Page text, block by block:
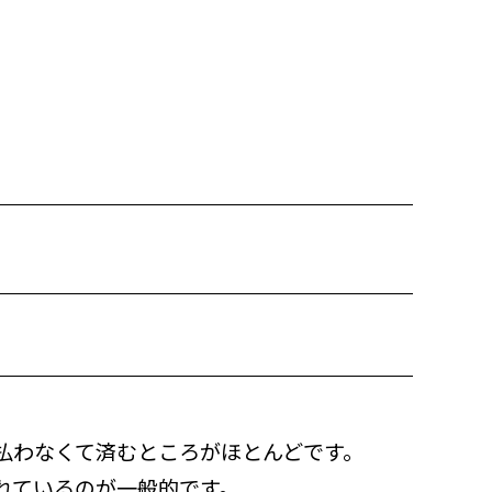
なくて済むところがほとんどです。